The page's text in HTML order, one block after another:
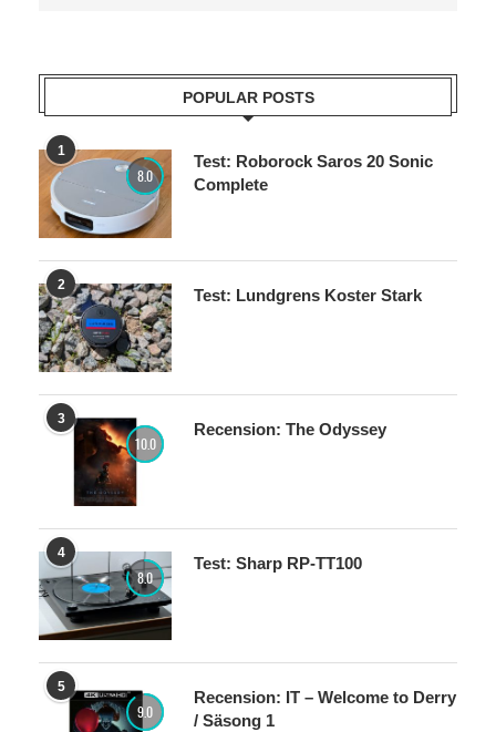
POPULAR POSTS
1
8.0
Test: Roborock Saros 20 Sonic
Complete
2
Test: Lundgrens Koster Stark
3
10.0
Recension: The Odyssey
4
8.0
Test: Sharp RP-TT100
5
9.0
Recension: IT – Welcome to Derry
/ Säsong 1